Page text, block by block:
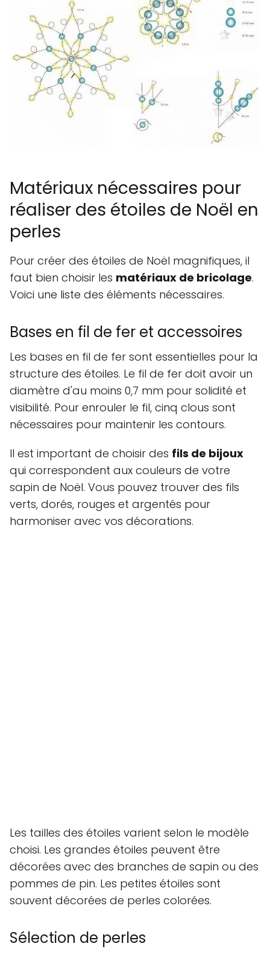
Matériaux nécessaires pour
réaliser des étoiles de Noël en
perles
Pour créer des étoiles de Noël magnifiques, il
faut bien choisir les matériaux de bricolage.
Voici une liste des éléments nécessaires.
Bases en fil de fer et accessoires
Les bases en fil de fer sont essentielles pour la
structure des étoiles. Le fil de fer doit avoir un
diamètre d'au moins 0,7 mm pour solidité et
visibilité. Pour enrouler le fil, cinq clous sont
nécessaires pour maintenir les contours.
Il est important de choisir des fils de bijoux
qui correspondent aux couleurs de votre
sapin de Noël. Vous pouvez trouver des fils
verts, dorés, rouges et argentés pour
harmoniser avec vos décorations.
Les tailles des étoiles varient selon le modèle
choisi. Les grandes étoiles peuvent être
décorées avec des branches de sapin ou des
pommes de pin. Les petites étoiles sont
souvent décorées de perles colorées.
Sélection de perles